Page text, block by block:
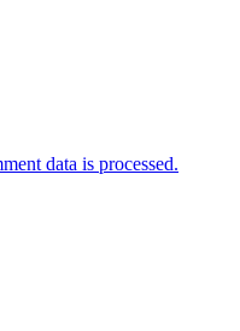
data is processed.